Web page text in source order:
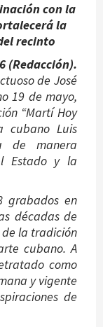
con la
la
recinto
(Redacción).
de José
19 de mayo,
“Martí Hoy
cubano Luis
de manera
Estado y la
grabados en
décadas de
la tradición
cubano. A
como
y vigente
de